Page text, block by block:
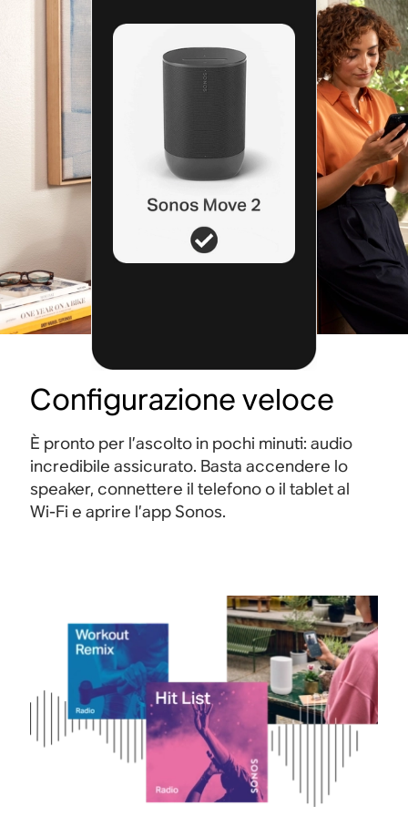
Configurazione veloce
È pronto per l’ascolto in pochi minuti: audio
incredibile assicurato. Basta accendere lo
speaker, connettere il telefono o il tablet al
Wi-Fi e aprire l’app Sonos.